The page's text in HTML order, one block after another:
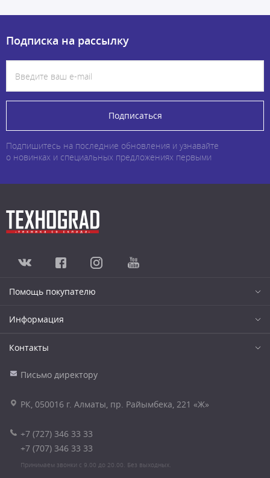
Подписка на рассылку
Подписаться
Подпишитесь на последние обновления и узнавайте
о новинках и специальных предложениях первыми
Помощь покупателю
Информация
Контакты
Письмо директору
РК, 050016 г. Алматы, пр. Райымбека, 221 «Ж»
+7 (727) 346 33 33
+7 (707) 346 33 33
Принимаем звонки с 9.00 до 20.00. Без выходных.